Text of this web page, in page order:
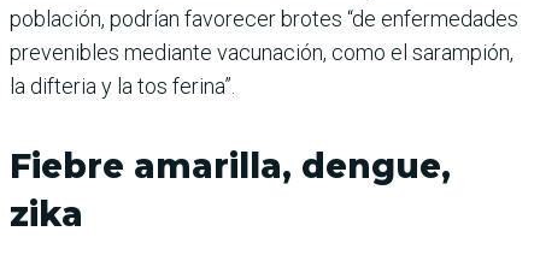
población, podrían favorecer brotes “de enfermedades
prevenibles mediante vacunación, como el sarampión,
la difteria y la tos ferina”.
Fiebre amarilla, dengue,
zika